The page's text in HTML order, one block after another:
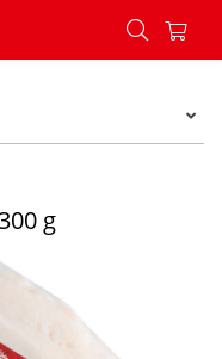
300 g - Konzum
g